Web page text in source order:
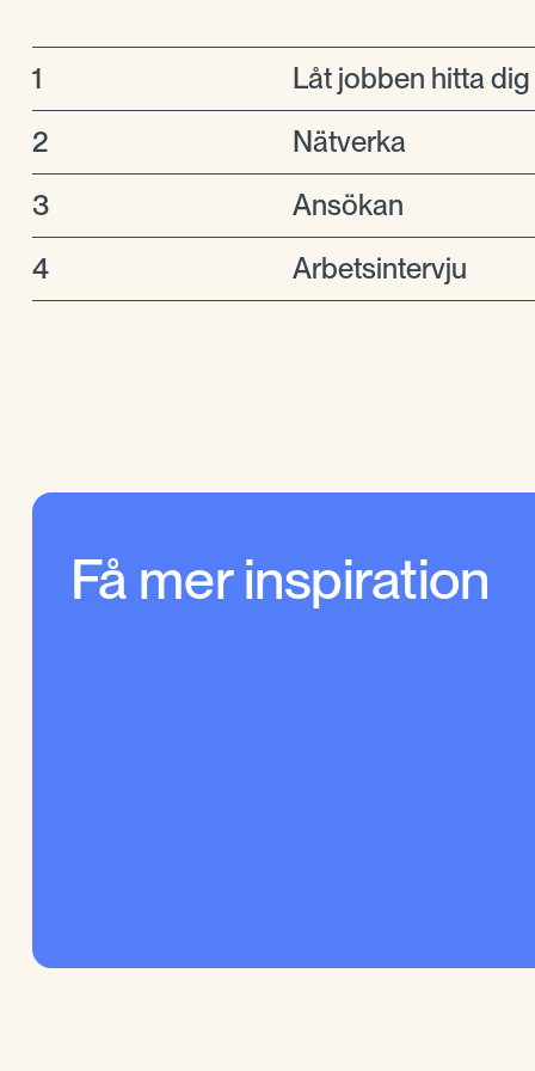
1
Låt jobben hitta dig
2
Nätverka
3
Ansökan
4
Arbetsintervju
Få mer inspiration